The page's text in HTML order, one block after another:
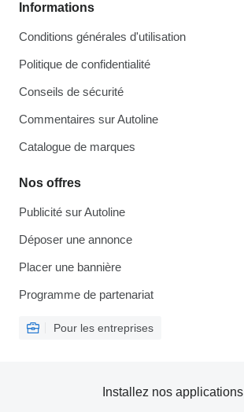
Informations
Conditions générales d'utilisation
Politique de confidentialité
Conseils de sécurité
Commentaires sur Autoline
Catalogue de marques
Nos offres
Publicité sur Autoline
Déposer une annonce
Placer une bannière
Programme de partenariat
Pour les entreprises
Installez nos applications